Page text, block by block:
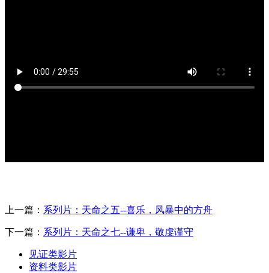
上一篇： 系列片：天命之五--喜乐，风暴中的方舟
下一篇： 系列片：天命之七--谦卑，敬虔谨守
见证类影片
资料类影片